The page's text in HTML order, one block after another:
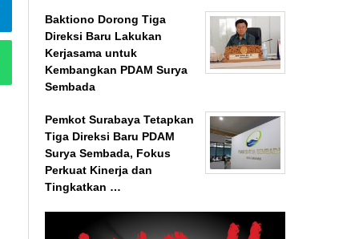
Baktiono Dorong Tiga
Direksi Baru Lakukan
Kerjasama untuk
Kembangkan PDAM Surya
Sembada
Pemkot Surabaya Tetapkan
Tiga Direksi Baru PDAM
Surya Sembada, Fokus
Perkuat Kinerja dan
Tingkatkan …